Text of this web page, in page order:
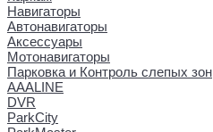
Навигаторы
Автонавигаторы
Аксессуары
Мотонавигаторы
Парковка и Контроль слепых зон
AAALINE
DVR
ParkCity